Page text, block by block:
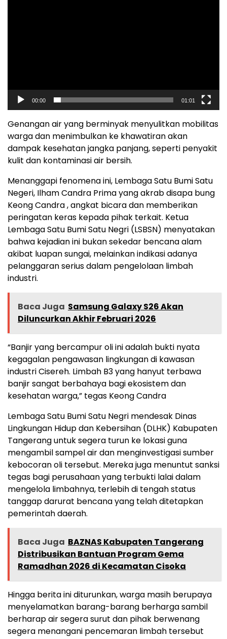
00:00 01:01
Genangan air yang berminyak menyulitkan mobilitas
warga dan menimbulkan ke khawatiran akan
dampak kesehatan jangka panjang, seperti penyakit
kulit dan kontaminasi air bersih.
Menanggapi fenomena ini, Lembaga Satu Bumi Satu
Negeri, Ilham Candra Prima yang akrab disapa bung
Keong Candra , angkat bicara dan memberikan
peringatan keras kepada pihak terkait. Ketua
Lembaga Satu Bumi Satu Negri (LSBSN) menyatakan
bahwa kejadian ini bukan sekedar bencana alam
akibat luapan sungai, melainkan indikasi adanya
pelanggaran serius dalam pengelolaan limbah
industri.
Baca Juga Samsung Galaxy S26 Akan
Diluncurkan Akhir Februari 2026
“Banjir yang bercampur oli ini adalah bukti nyata
kegagalan pengawasan lingkungan di kawasan
industri Cisereh. Limbah B3 yang hanyut terbawa
banjir sangat berbahaya bagi ekosistem dan
kesehatan warga,” tegas Keong Candra
Lembaga Satu Bumi Satu Negri mendesak Dinas
Lingkungan Hidup dan Kebersihan (DLHK) Kabupaten
Tangerang untuk segera turun ke lokasi guna
mengambil sampel air dan menginvestigasi sumber
kebocoran oli tersebut. Mereka juga menuntut sanksi
tegas bagi perusahaan yang terbukti lalai dalam
mengelola limbahnya, terlebih di tengah status
tanggap darurat bencana yang telah ditetapkan
pemerintah daerah.
Baca Juga BAZNAS Kabupaten Tangerang
Distribusikan Bantuan Program Gema
Ramadhan 2026 di Kecamatan Cisoka
Hingga berita ini diturunkan, warga masih berupaya
menyelamatkan barang-barang berharga sambil
berharap air segera surut dan pihak berwenang
segera menangani pencemaran limbah tersebut